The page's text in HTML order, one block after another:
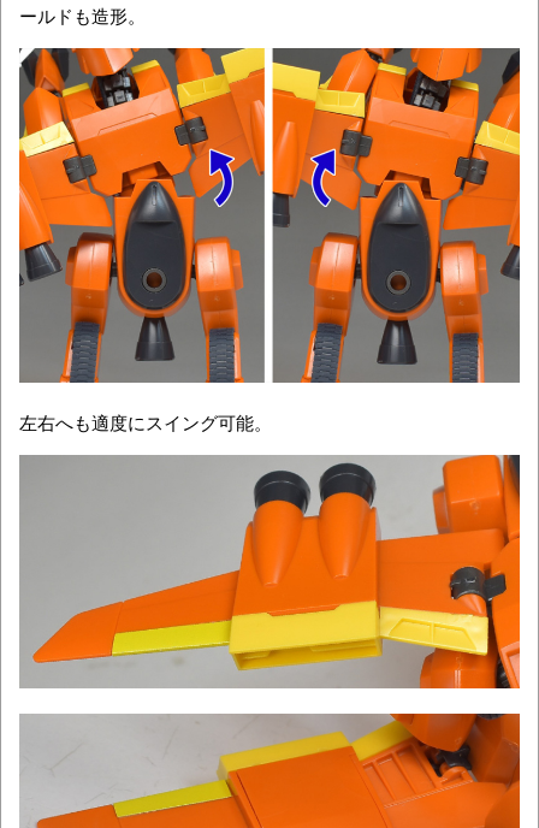
ールドも造形。
左右へも適度にスイング可能。